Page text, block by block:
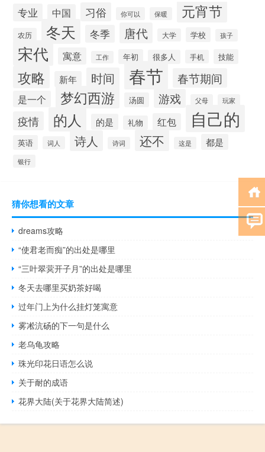
专业 中国 习俗 你可以 保暖 元宵节
农历 冬天 冬季 唐代 大学 学校 孩子
宋代 寓意 工作 年初 很多人 手机 技能
攻略 新年 时间 春节 春节期间
是一个 梦幻西游 汤圆 游戏 父母 玩家
疫情 的人 的是 礼物 红包 自己的
英语 词人 诗人 诗词 还不 这是 都是
银行
猜你想看的文章
dreams攻略
“使君老而痴”的出处是哪里
“三叶翠蓂开子月”的出处是哪里
冬天去哪里买奶茶好喝
过年门上为什么挂灯笼寓意
雾凇沆砀的下一句是什么
老乌龟攻略
珠光印花日语怎么说
关于耐的成语
花界大陆(关于花界大陆简述)